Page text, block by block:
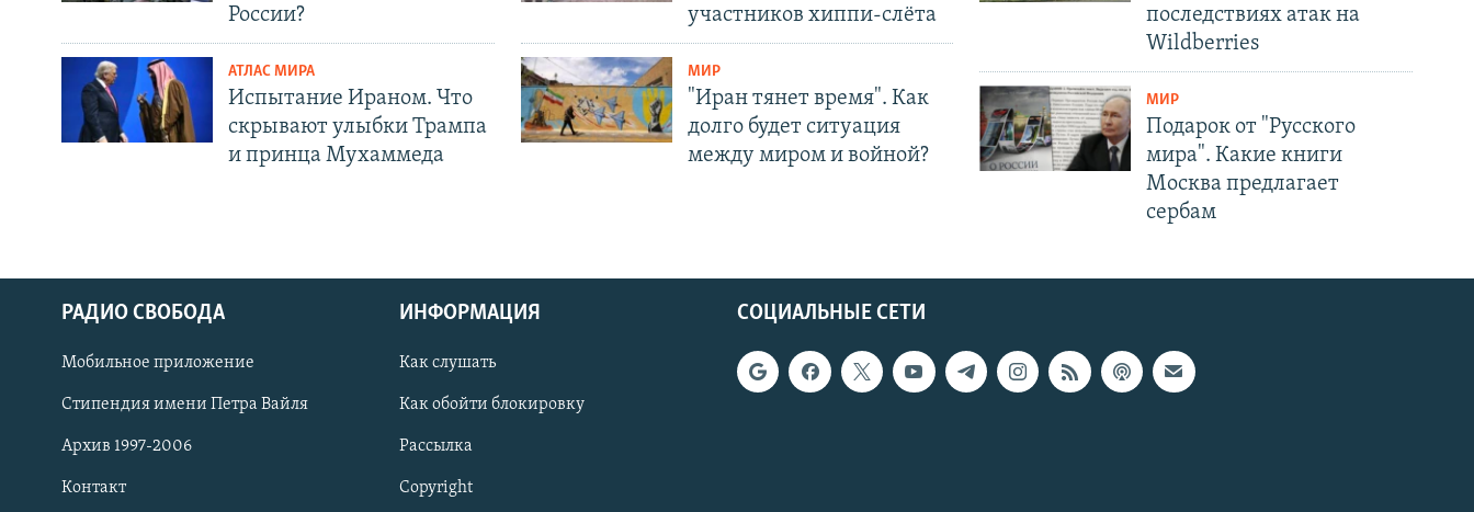
СОЦИАЛЬНЫЕ СЕТИ
России?
АТЛАС МИРА
Испытание Ираном. Что
скрывают улыбки Трампа
и принца Мухаммеда
участников хиппи-слёта
МИР
"Иран тянет время". Как
долго будет ситуация
между миром и войной?
последствиях атак на
Wildberries
МИР
Подарок от "Русского
мира". Какие книги
Москва предлагает
сербам
СОЦИАЛЬНЫЕ СЕТИ
РАДИО СВОБОДА
Мобильное приложение
Стипендия имени Петра Вайля
Архив 1997-2006
Контакт
ИНФОРМАЦИЯ
Как слушать
Как обойти блокировку
Рассылка
Copyright